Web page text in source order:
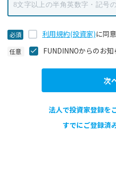
利用規約(投資家)に同
FUNDINNOからのお
次
法人で投資家登録を
すでにご登録済